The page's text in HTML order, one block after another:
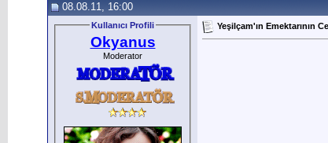
08.08.11, 16:00
Kullanıcı Profili
Okyanus
Moderator
Yeşilçam'ın Emektarının